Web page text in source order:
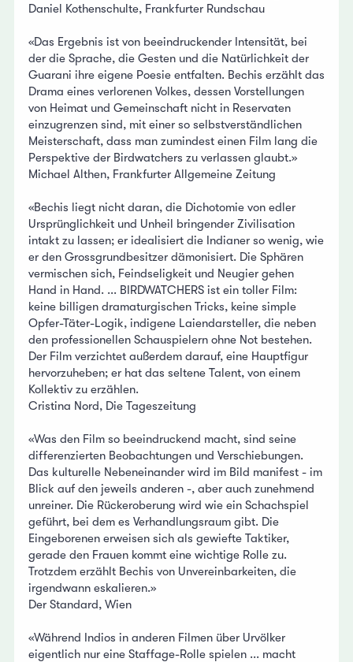
Daniel Kothenschulte, Frankfurter Rundschau
«Das Ergebnis ist von beeindruckender Intensität, bei
der die Sprache, die Gesten und die Natürlichkeit der
Guarani ihre eigene Poesie entfalten. Bechis erzählt das
Drama eines verlorenen Volkes, dessen Vorstellungen
von Heimat und Gemeinschaft nicht in Reservaten
einzugrenzen sind, mit einer so selbstverständlichen
Meisterschaft, dass man zumindest einen Film lang die
Perspektive der Birdwatchers zu verlassen glaubt.»
Michael Althen, Frankfurter Allgemeine Zeitung
«Bechis liegt nicht daran, die Dichotomie von edler
Ursprünglichkeit und Unheil bringender Zivilisation
intakt zu lassen; er idealisiert die Indianer so wenig, wie
er den Grossgrundbesitzer dämonisiert. Die Sphären
vermischen sich, Feindseligkeit und Neugier gehen
Hand in Hand. ... BIRDWATCHERS ist ein toller Film:
keine billigen dramaturgischen Tricks, keine simple
Opfer-Täter-Logik, indigene Laiendarsteller, die neben
den professionellen Schauspielern ohne Not bestehen.
Der Film verzichtet außerdem darauf, eine Hauptfigur
hervorzuheben; er hat das seltene Talent, von einem
Kollektiv zu erzählen.
Cristina Nord, Die Tageszeitung
«Was den Film so beeindruckend macht, sind seine
differenzierten Beobachtungen und Verschiebungen.
Das kulturelle Nebeneinander wird im Bild manifest - im
Blick auf den jeweils anderen -, aber auch zunehmend
unreiner. Die Rückeroberung wird wie ein Schachspiel
geführt, bei dem es Verhandlungsraum gibt. Die
Eingeborenen erweisen sich als gewiefte Taktiker,
gerade den Frauen kommt eine wichtige Rolle zu.
Trotzdem erzählt Bechis von Unvereinbarkeiten, die
irgendwann eskalieren.»
Der Standard, Wien
«Während Indios in anderen Filmen über Urvölker
eigentlich nur eine Staffage-Rolle spielen ... macht